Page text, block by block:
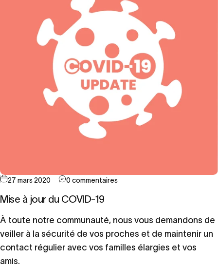
27 mars 2020 0 commentaires
Mise à jour du COVID-19
À toute notre communauté, nous vous demandons de
veiller à la sécurité de vos proches et de maintenir un
contact régulier avec vos familles élargies et vos
amis.